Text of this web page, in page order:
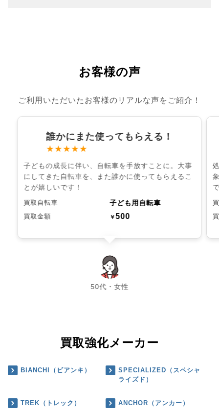
お客様の声
ご利用いただいたお客様のリアルな声をご紹介！
誰かにまた使ってもらえる！
★★★★★
子どもの成長に伴い、自転車を手放すことに。大事
にしてきた自転車を、また誰かに使ってもらえるこ
とが嬉しいです！
買取自転車 子ども用自転車
買取金額 ￥500
50代・女性
chevron_left chevron_right
買取強化メーカー
BIANCHI（ビアンキ）
SPECIALIZED（スペシャ
ライズド）
TREK（トレック） ANCHOR（アンカー）